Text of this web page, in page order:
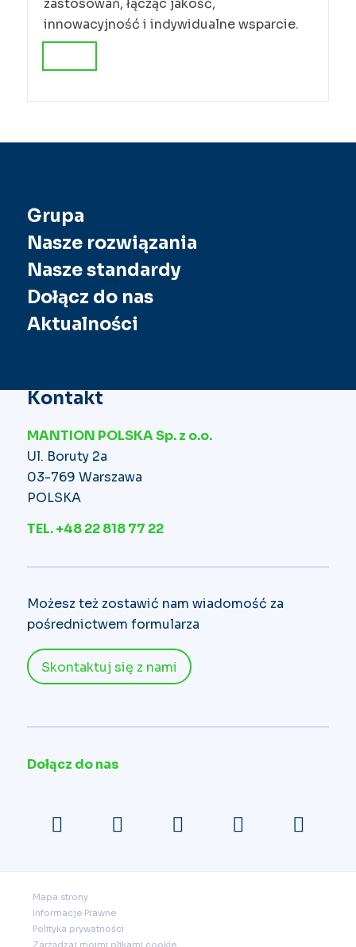
zastosowań, łącząc jakość,
innowacyjność i indywidualne wsparcie.
Grupa
Nasze rozwiązania
Nasze standardy
Dołącz do nas
Aktualności
Kontakt
MANTION POLSKA Sp. z o.o.
Ul. Boruty 2a
03-769 Warszawa
POLSKA
TEL. +48 22 818 77 22
Możesz też zostawić nam wiadomość za
pośrednictwem formularza
Skontaktuj się z nami
Dołącz do nas
Mapa strony
Informacje Prawne
Polityka prywatności
Zarządzaj moimi plikami cookie